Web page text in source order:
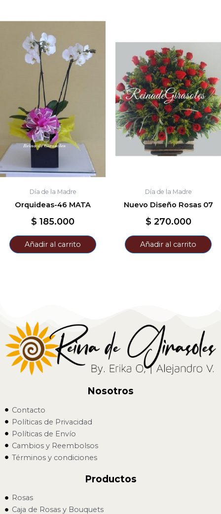
Día de la Madre
Orquideas-46 MATA
$ 185.000
Añadir al carrito
Día de la Madre
Nuevo Diseño Rosas 07
$ 270.000
Añadir al carrito
Nosotros
Contacto
Políticas de Privacidad
Políticas de Envío
Cambios y Reembolsos
Términos y condiciones
Productos
Rosas
Caja de Rosas y Bouquets